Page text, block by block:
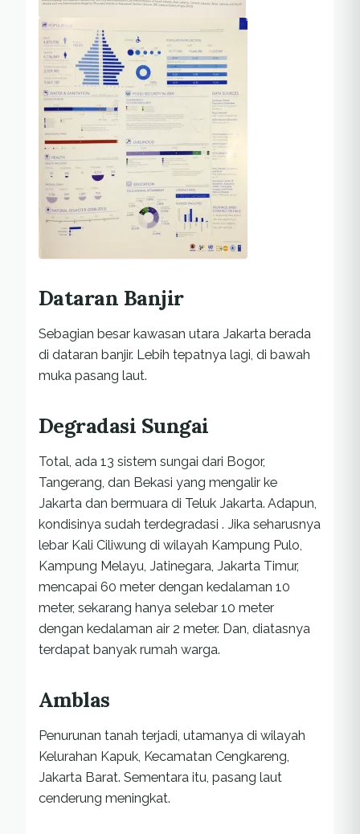
Dataran Banjir
Sebagian besar kawasan utara Jakarta berada
di dataran banjir. Lebih tepatnya lagi, di bawah
muka pasang laut.
Degradasi Sungai
Total, ada 13 sistem sungai dari Bogor,
Tangerang, dan Bekasi yang mengalir ke
Jakarta dan bermuara di Teluk Jakarta. Adapun,
kondisinya sudah terdegradasi . Jika seharusnya
lebar Kali Ciliwung di wilayah Kampung Pulo,
Kampung Melayu, Jatinegara, Jakarta Timur,
mencapai 60 meter dengan kedalaman 10
meter, sekarang hanya selebar 10 meter
dengan kedalaman air 2 meter. Dan, diatasnya
terdapat banyak rumah warga.
Amblas
Penurunan tanah terjadi, utamanya di wilayah
Kelurahan Kapuk, Kecamatan Cengkareng,
Jakarta Barat. Sementara itu, pasang laut
cenderung meningkat.